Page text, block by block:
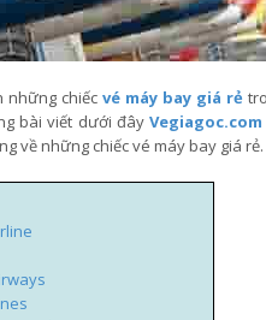
những chiếc vé máy bay giá rẻ
bài viết dưới đây Vegiagoc.com
về những chiếc vé máy bay giá rẻ.